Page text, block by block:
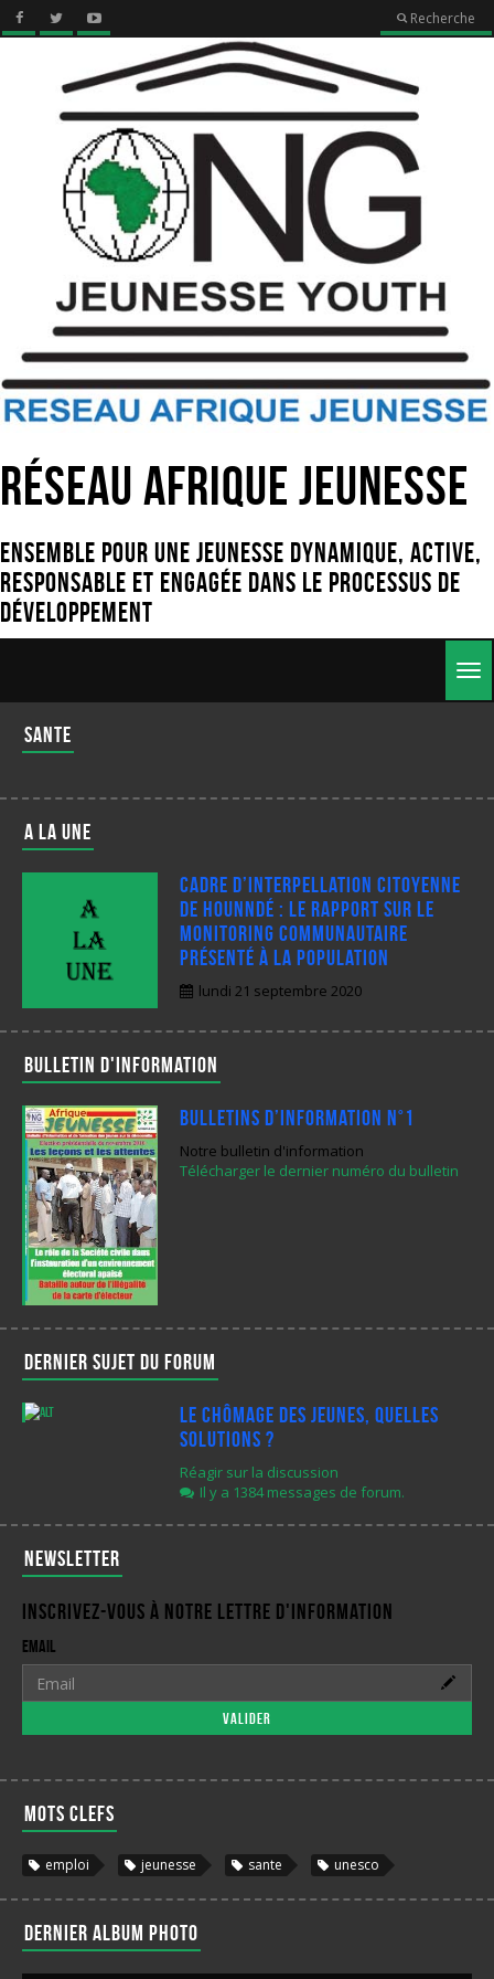
Recherche
Réseau Afrique Jeunesse
Ensemble pour une jeunesse dynamique, active,
responsable et engagée dans le processus de
développement
sante
A LA UNE
Cadre d’interpellation citoyenne
de Hounndé : Le rapport sur le
monitoring communautaire
présenté à la population
lundi 21 septembre 2020
Bulletin d'information
Bulletins d’Information N°1
Notre bulletin d'information
Télécharger le dernier numéro du bulletin
Dernier sujet du forum
Le chômage des jeunes, quelles
solutions ?
Réagir sur la discussion
Il y a 1384 messages de forum.
Newsletter
Inscrivez-vous à notre lettre d'information
Email
Valider
Mots clefs
emploi jeunesse sante unesco
Dernier album photo